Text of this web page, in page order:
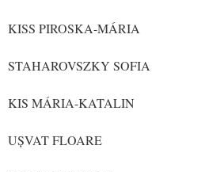
KISS PIROSKA-MÁRIA
STAHAROVSZKY SOFIA
KIS MÁRIA-KATALIN
UȘVAT FLOARE